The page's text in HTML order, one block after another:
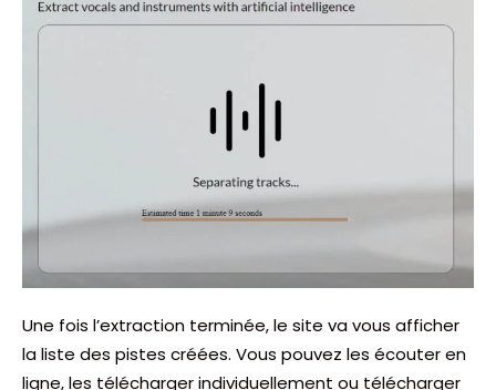
Une fois l’extraction terminée, le site va vous afficher
la liste des pistes créées. Vous pouvez les écouter en
ligne, les télécharger individuellement ou télécharger